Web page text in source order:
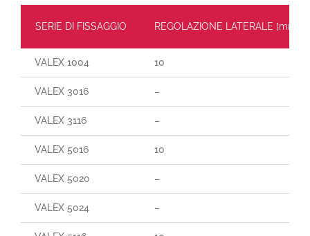
SERIE DI FISSAGGIO REGOLAZIONE LATERALE [mm]
VALEX 1004 10
VALEX 3016 –
VALEX 3116 –
VALEX 5016 10
VALEX 5020 –
VALEX 5024 –